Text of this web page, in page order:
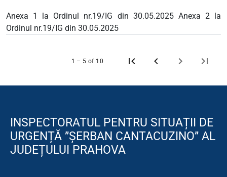
Anexa 1 la Ordinul nr.19/IG din 30.05.2025 Anexa 2 la
Ordinul nr.19/IG din 30.05.2025
1 – 5 of 10
INSPECTORATUL PENTRU SITUAȚII DE
URGENȚĂ ”ȘERBAN CANTACUZINO” AL
JUDEȚULUI PRAHOVA